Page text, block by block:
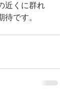
近くに群れ
です。